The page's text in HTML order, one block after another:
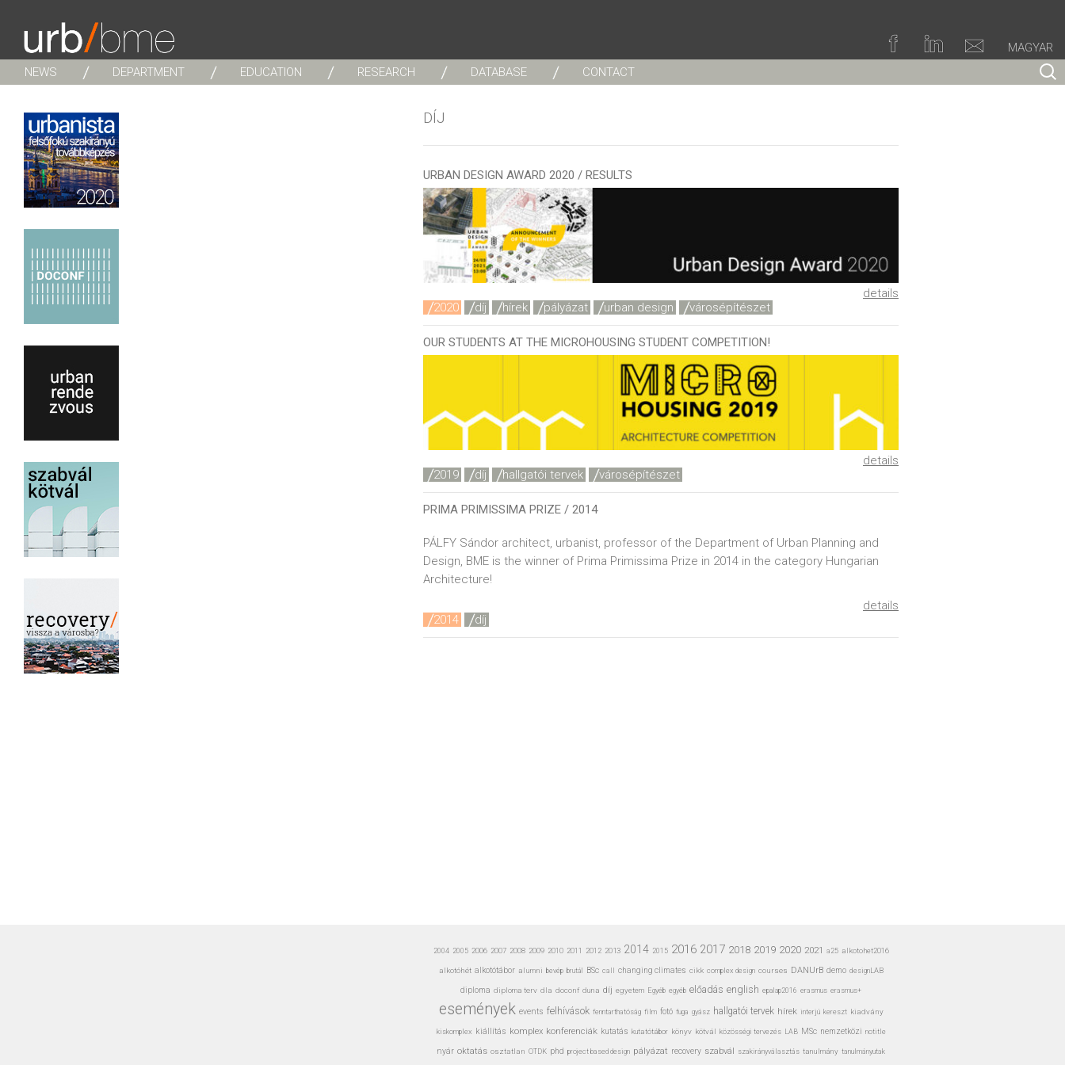
MAGYAR
NEWS
DEPARTMENT EDUCATION RESEARCH DATABASE CONTACT
for:
DÍJ
URBAN DESIGN AWARD 2020 / RESULTS
details
2020
díj hírek pályázat urban design városépítészet
OUR STUDENTS AT THE MICROHOUSING STUDENT COMPETITION!
details
2019
díj hallgatói tervek városépítészet
PRIMA PRIMISSIMA PRIZE / 2014
PÁLFY Sándor architect, urbanist, professor of the Department of Urban Planning and
Design, BME is the winner of Prima Primissima Prize in 2014 in the category Hungarian
Architecture!
details
2014
díj
2004 2005 2006 2007 2008 2009 2010 2011 2012 2013 2014 2015 2016 2017 2018 2019 2020 2021 a25 alkotohet2016
alkotóhét alkotótábor alumni bevép brutál BSc call changing climates cikk complex design courses DANUrB demo designLAB
diploma diploma terv dla doconf duna díj egyetem Egyéb egyéb előadás english epalap2016 erasmus erasmus+
események events felhívások fenntarthatóság film fotó fuga gyász hallgatói tervek hírek interjú kereszt kiadvány
kiskomplex kiállítás komplex konferenciák kutatás kutatótábor könyv kötvál közösségi tervezés LAB MSc nemzetközi notitle
nyár oktatás osztatlan OTDK phd project based design pályázat recovery szabvál szakirányválasztás tanulmány tanulmányutak